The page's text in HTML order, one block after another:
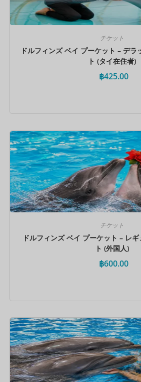
チケット
ドルフィンズ ベイ プーケット – デラ
ト (タイ在住者)
฿425.00
今すぐ予約
チケット
ドルフィンズ ベイ プーケット – レ
ト (外国人)
฿600.00
今すぐ予約